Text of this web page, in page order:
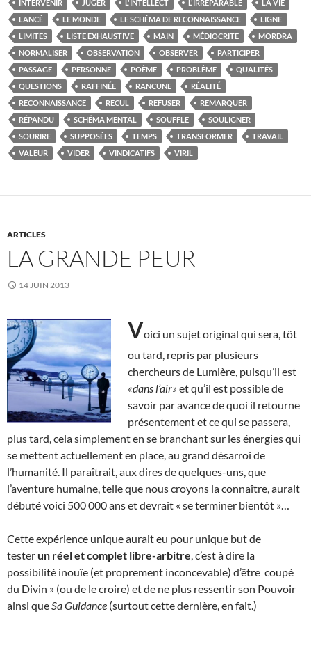
INTERVENIR
JUGER L'INTELLECT L'IRRÉPARABLE
LA VIE
LANCÉ
LE MONDE LE SCHÉMA DE RECONNAISSANCE
LIGNE
LIMITES
LISTE EXHAUSTIVE MAIN MÉDIOCRITE
MORDRA
NORMALISER
OBSERVATION OBSERVER
PARTICIPER
PASSAGE
PERSONNE POÈME PROBLÈME
QUALITÉS
QUESTIONS
RAFFINÉE RANCUNE
RÉALITÉ
RECONNAISSANCE
RECUL REFUSER
REMARQUER
RÉPANDU
SCHÉMA MENTAL SOUFFLE
SOULIGNER
SOURIRE
SUPPOSÉES TEMPS TRANSFORMER
TRAVAIL
VALEUR
VIDER VINDICATIFS VIRIL
ARTICLES
LA GRANDE PEUR
14 JUIN 2013
Voici un sujet original qui sera, tôt
ou tard, repris par plusieurs
chercheurs de Lumière, puisqu’il est
«dans l’air» et qu’il est possible de
savoir par avance de quoi il retourne
présentement et ce qui se passera,
plus tard, cela simplement en se branchant sur les énergies qui
se mettent actuellement en place, au grand désarroi de
l’humanité. Il paraîtrait, aux dires de quelques-uns, que
l’aventure humaine, telle que nous croyons la connaître, aurait
débuté voici 500 000 ans et devrait « se terminer bientôt »…
Cette expérience unique aurait eu pour unique but de
testerun réel et complet libre-arbitre , c’est à dire la
possibilité inouïe (et proprement inconcevable) d’être coupé
du Divin » (ou de le croire) et de ne plus ressentir son Pouvoir
ainsi que Sa Guidance (surtout cette dernière, en fait.)